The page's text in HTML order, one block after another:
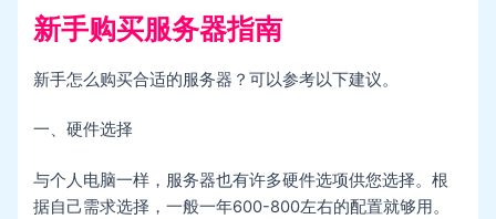
新手购买服务器指南
新手怎么购买合适的服务器？可以参考以下建议。
一、硬件选择
与个人电脑一样，服务器也有许多硬件选项供您选择。根
据自己需求选择，一般一年600-800左右的配置就够用。